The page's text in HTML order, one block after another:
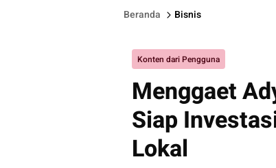
Beranda Bisnis
Konten dari Pengguna
Menggaet
Siap
Lokal